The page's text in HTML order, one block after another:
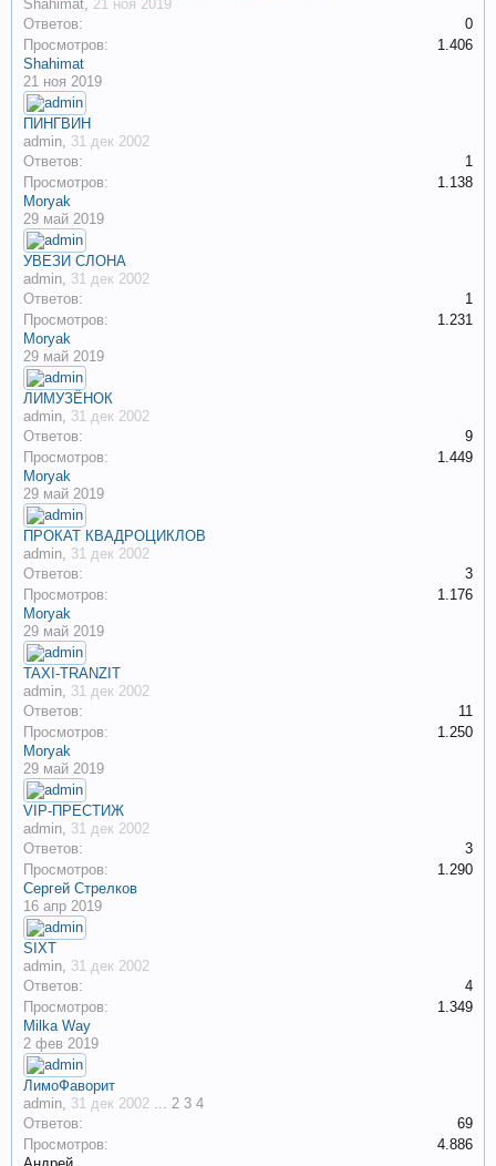
Shahimat, 21 ноя 2019
Ответов:
0
Просмотров:
1.406
Shahimat
21 ноя 2019
ПИНГВИН
admin, 31 дек 2002
Ответов:
1
Просмотров:
1.138
Moryak
29 май 2019
УВЕЗИ СЛОНА
admin, 31 дек 2002
Ответов:
1
Просмотров:
1.231
Moryak
29 май 2019
ЛИМУЗЁНОК
admin, 31 дек 2002
Ответов:
9
Просмотров:
1.449
Moryak
29 май 2019
ПРОКАТ КВАДРОЦИКЛОВ
admin, 31 дек 2002
Ответов:
3
Просмотров:
1.176
Moryak
29 май 2019
TAXI-TRANZIT
admin, 31 дек 2002
Ответов:
11
Просмотров:
1.250
Moryak
29 май 2019
VIP-ПРЕСТИЖ
admin, 31 дек 2002
Ответов:
3
Просмотров:
1.290
Сергей Стрелков
16 апр 2019
SIXT
admin, 31 дек 2002
Ответов:
4
Просмотров:
1.349
Milka Way
2 фев 2019
ЛимоФаворит
admin, 31 дек 2002 ... 2 3 4
Ответов:
69
Просмотров:
4.886